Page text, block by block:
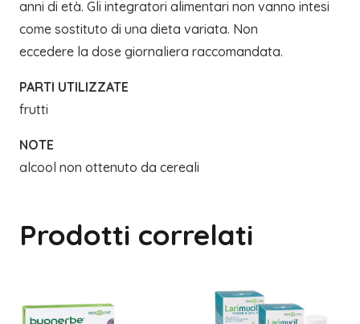
anni di età. Gli integratori alimentari non vanno intesi
come sostituto di una dieta variata. Non
eccedere la dose giornaliera raccomandata.
PARTI UTILIZZATE
frutti
NOTE
alcool non ottenuto da cereali
Prodotti correlati